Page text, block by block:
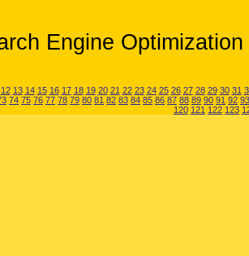
Engine
12 13 14 15 16 17 18 19 20 21 22 23 24 25 26 27 28 29 30 31
74 75 76 77 78 79 80 81 82 83 84 85 86 87 88 89 90 91 92 93
120 121 122 123